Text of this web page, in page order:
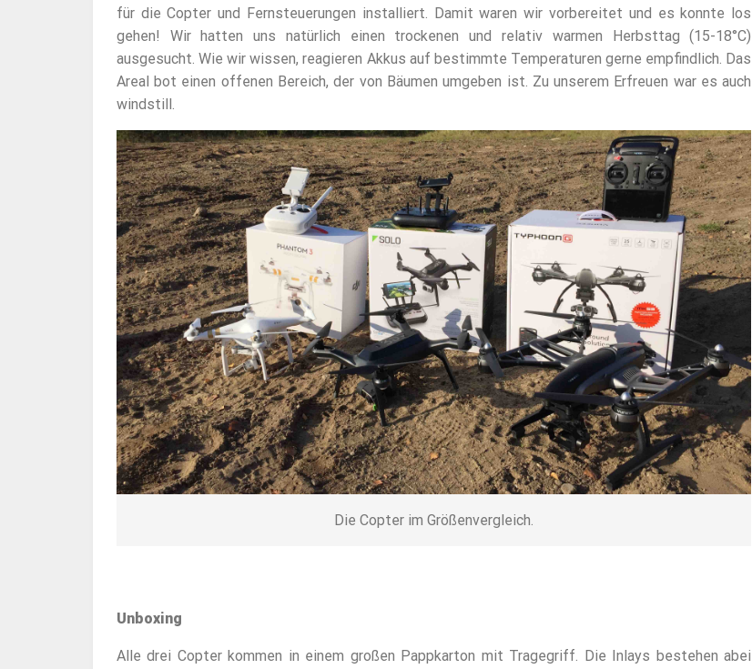
für die Copter und Fernsteuerungen installiert. Damit waren wir vorbereitet und es konnte los
gehen! Wir hatten uns natürlich einen trockenen und relativ warmen Herbsttag (15-18°C)
ausgesucht. Wie wir wissen, reagieren Akkus auf bestimmte Temperaturen gerne empfindlich. Das
Areal bot einen offenen Bereich, der von Bäumen umgeben ist. Zu unserem Erfreuen war es auch
windstill.
Die Copter im Größenvergleich.
Unboxing
Alle drei Copter kommen in einem großen Pappkarton mit Tragegriff. Die Inlays bestehen abei